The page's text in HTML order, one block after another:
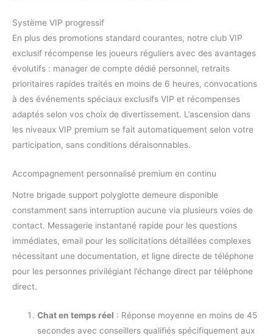
Système VIP progressif
En plus des promotions standard courantes, notre club VIP
exclusif récompense les joueurs réguliers avec des avantages
évolutifs : manager de compte dédié personnel, retraits
prioritaires rapides traités en moins de 6 heures, convocations
à des événements spéciaux exclusifs VIP et récompenses
adaptés selon vos choix de divertissement. L’ascension dans
les niveaux VIP premium se fait automatiquement selon votre
participation, sans conditions déraisonnables.
Accompagnement personnalisé premium en continu
Notre brigade support polyglotte demeure disponible
constamment sans interruption aucune via plusieurs voies de
contact. Messagerie instantané rapide pour les questions
immédiates, email pour les sollicitations détaillées complexes
nécessitant une documentation, et ligne directe de téléphone
pour les personnes privilégiant l’échange direct par téléphone
direct.
Chat en temps réel : Réponse moyenne en moins de 45
secondes avec conseillers qualifiés spécifiquement aux